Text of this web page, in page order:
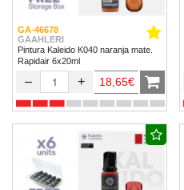
GA-46678
GAAHLERI
Pintura Kaleido K040 naranja mate.
Rapidair 6x20ml
– + 18,65€